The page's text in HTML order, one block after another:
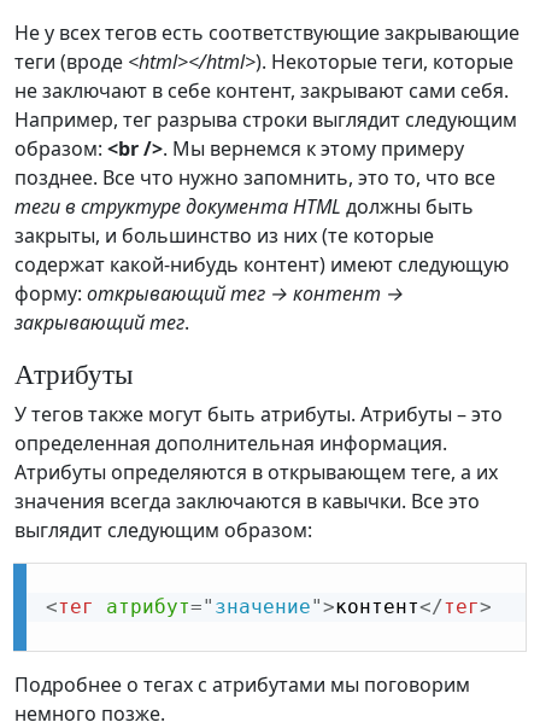
Не у всех тегов есть соответствующие закрывающие
теги (вроде <html></html>). Некоторые теги, которые
не заключают в себе контент, закрывают сами себя.
Например, тег разрыва строки выглядит следующим
образом: <br />. Мы вернемся к этому примеру
позднее. Все что нужно запомнить, это то, что все
теги в структуре документа HTML должны быть
закрыты, и большинство из них (те которые
содержат какой-нибудь контент) имеют следующую
форму: открывающий тег → контент →
закрывающий тег.
Атрибуты
У тегов также могут быть атрибуты. Атрибуты – это
определенная дополнительная информация.
Атрибуты определяются в открывающем теге, а их
значения всегда заключаются в кавычки. Все это
выглядит следующим образом:
<тег атрибут=" значение">контент</тег>
Подробнее о тегах с атрибутами мы поговорим
немного позже.